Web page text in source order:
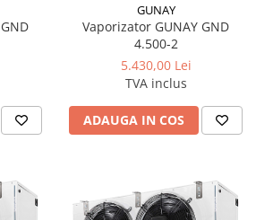
GUNAY
Vaporizator GUNAY GND
4.500-2
5.430,00 Lei
TVA inclus
ADAUGA IN COS